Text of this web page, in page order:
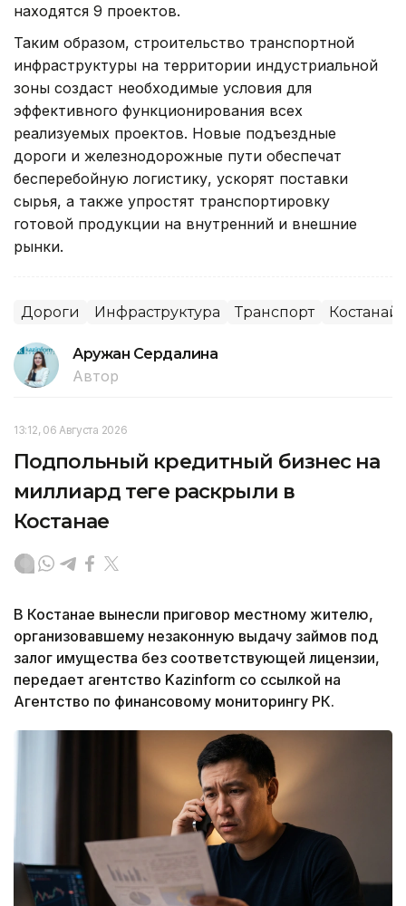
находятся 9 проектов.
Таким образом, строительство транспортной
инфраструктуры на территории индустриальной
зоны создаст необходимые условия для
эффективного функционирования всех
реализуемых проектов. Новые подъездные
дороги и железнодорожные пути обеспечат
бесперебойную логистику, ускорят поставки
сырья, а также упростят транспортировку
готовой продукции на внутренний и внешние
рынки.
Дороги Инфраструктура Транспорт Костанай
Аружан Сердалина
Автор
13:12, 06 Августа 2026
Подпольный кредитный бизнес на
миллиард теңге раскрыли в
Костанае
В Костанае вынесли приговор местному жителю,
организовавшему незаконную выдачу займов под
залог имущества без соответствующей лицензии,
передает агентство Kazinform со ссылкой на
Агентство по финансовому мониторингу РК.